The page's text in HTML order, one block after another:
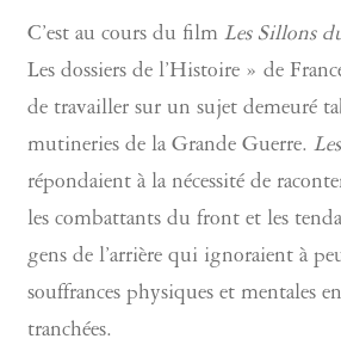
C’est au cours du film Les Sillons
Les dossiers de l’Histoire » de
de travailler sur un sujet demeuré
mutineries de la Grande Guerre.
répondaient à la nécessité de
les combattants du front et les
gens de l’arrière qui ignoraient à
souffrances physiques et mentales
tranchées.